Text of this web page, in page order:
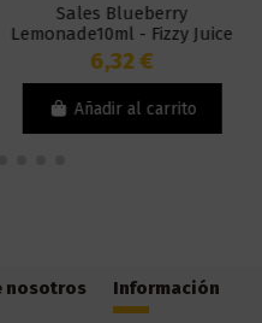
Sales Blueberry
Lemonade10ml - Fizzy Juice
6,32 €
Añadir al carrito
nosotros Información